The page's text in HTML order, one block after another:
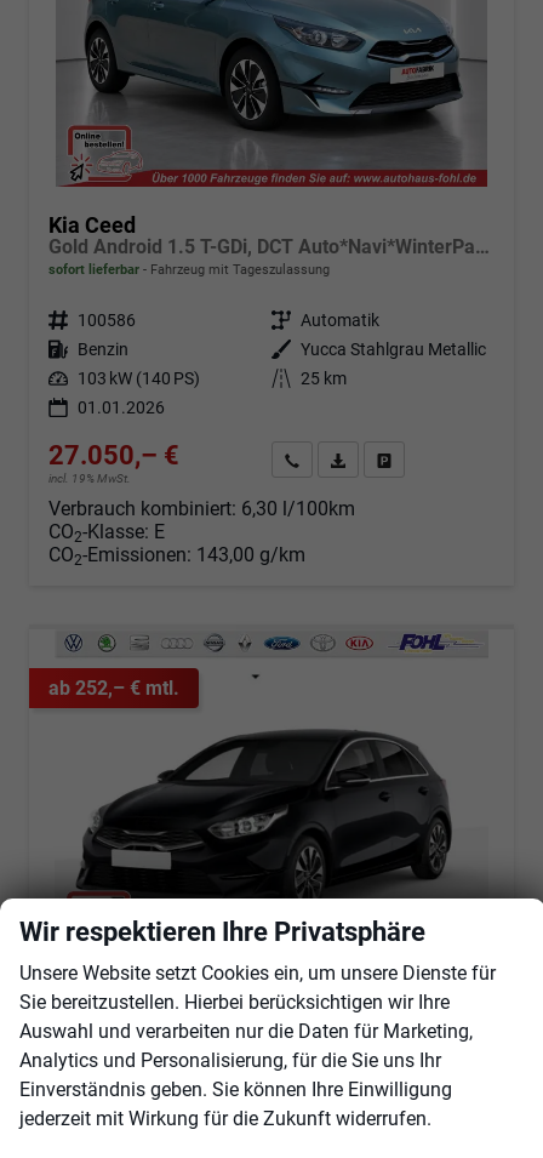
Kia Ceed
Gold Android 1.5 T-GDi, DCT Auto*Navi*WinterPak*Klimaauto*16"*Kamera*PrivacyGlas*
sofort lieferbar Fahrzeug mit Tageszulassung
Fahrzeugnr. 100586 Getriebe Automatik
Kraftstoff Benzin Außenfarbe Yucca Stahlgrau Metallic
Leistung 103 kW (140 PS) Kilometerstand 25 km
01.01.2026
27.050,– €
incl. 19% MwSt.
Angebot anfordern
Fahrzeugexpose (PDF)
Verbrauch kombiniert: 6,30 l/100km
CO2-Klasse: E
CO2-Emissionen: 143,00 g/km
ab 252,– € mtl.
Kia Ceed
sofort lieferbar Fahrzeug mit Tageszulassung
Fahrzeugnr. 100589 Getriebe Automatik
Kraftstoff Benzin Außenfarbe Zilinaschwarz Metallic
Wir respektieren Ihre Privatsphäre
Unsere Website setzt Cookies ein, um unsere Dienste für
Sie bereitzustellen. Hierbei berücksichtigen wir Ihre
Auswahl und verarbeiten nur die Daten für Marketing,
Analytics und Personalisierung, für die Sie uns Ihr
Einverständnis geben. Sie können Ihre Einwilligung
jederzeit mit Wirkung für die Zukunft widerrufen.